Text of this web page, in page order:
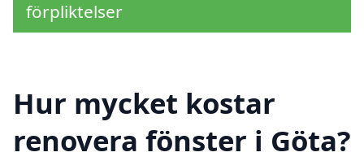
förpliktelser
Hur mycket kostar
renovera fönster i Göta?